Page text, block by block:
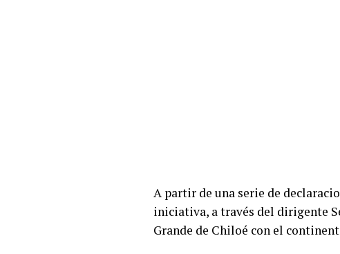
A partir de una serie de
iniciativa, a través del dirigente
Grande de Chiloé con el